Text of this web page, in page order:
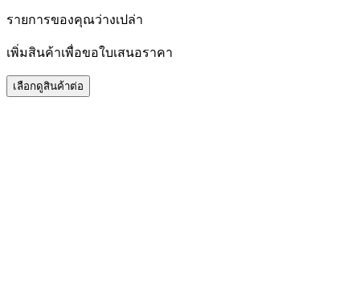
รายการของคุณว่างเปล่า
เพิ่มสินค้าเพื่อขอใบเสนอราคา
เลือกดูสินค้าต่อ